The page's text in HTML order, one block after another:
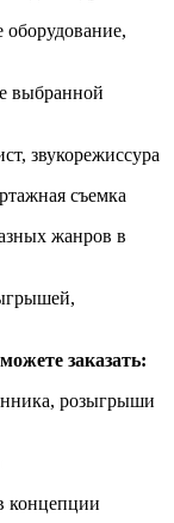
оборудование,
выбранной
звукорежиссура
съемка
жанров в
заказать:
розыгрыши
концепции